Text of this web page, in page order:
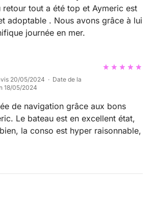
retour tout a été top et Aymeric est
adoptable . Nous avons grâce à lui
journée en mer.
20/05/2024 · Date de la
18/05/2024
de navigation grâce aux bons
état,
la conso est hyper raisonnable,